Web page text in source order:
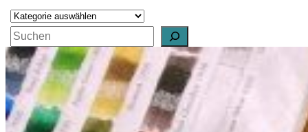
S
u
c
h
e